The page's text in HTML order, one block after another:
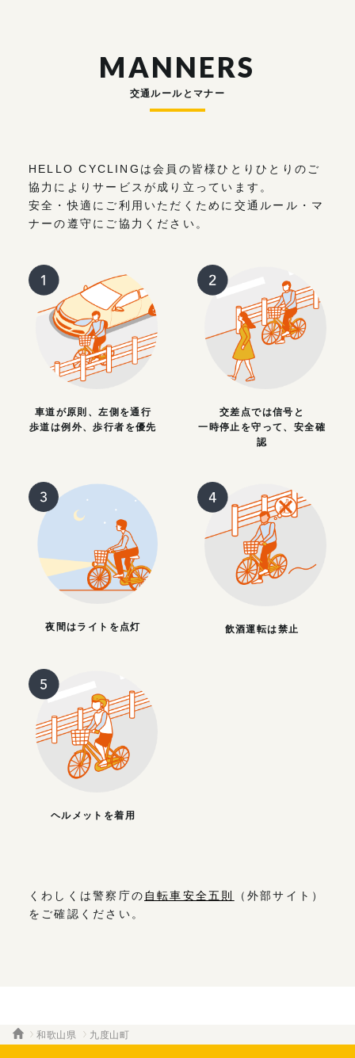
MANNERS
交通ルールとマナー
HELLO CYCLINGは会員の皆様ひとりひとりのご
協力によりサービスが成り立っています。
安全・快適にご利用いただくために交通ルール・マ
ナーの遵守にご協力ください。
車道が原則、左側を通行
歩道は例外、歩行者を優先
交差点では信号と
一時停止を守って、安全確
認
夜間はライトを点灯 飲酒運転は禁止
ヘルメットを着用
くわしくは警察庁の 自転車安全五則
（外部サイト）
をご確認ください。
和歌山県 九度山町